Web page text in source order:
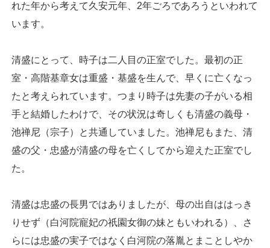
れた年から考えて久安元年、2年ごろであろうといわれて
います。
清盛にとって、時子は二人目の正室でした。最初の正
室・高階基章女は重盛・基盛を生んで、早くに亡くなっ
たと考えられています。つまり時子は先妻の子がいる相
手と結婚したわけで、その状況は奇しくも清盛の義母・
池禅尼（宗子）と共通していました。池禅尼もまた、清
盛の父・忠盛が清盛の母を亡くしてから迎えた正室でし
た。
清盛は忠盛の長男ではありましたが、母の出自ははっき
りせず（白河院寵妃の祇園女御の妹ともいわれる）、さ
らには忠盛の実子ではなく白河院の落胤とまことしやか